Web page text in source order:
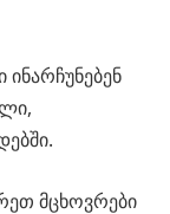
ინარჩუნებენ
მცხოვრები